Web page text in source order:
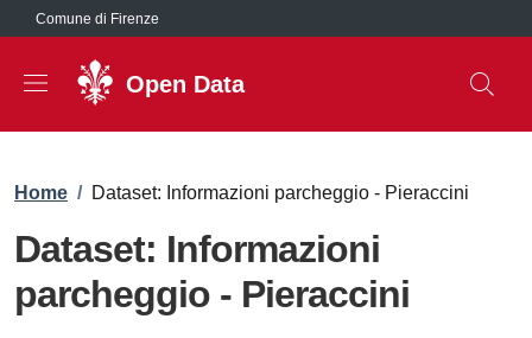
Salta al contenuto principale
Comune di Firenze
Open Data
Briciole di pane
Home / Dataset: Informazioni parcheggio - Pieraccini
Dataset: Informazioni
parcheggio - Pieraccini